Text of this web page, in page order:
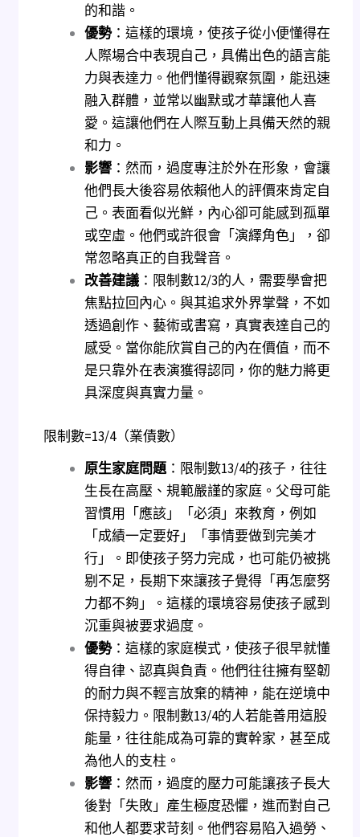
的和諧。
優勢：這樣的環境，使孩子從小便懂得在
人際場合中表現自己，具備出色的語言能
力與表達力。他們懂得觀察氛圍，能迅速
融入群體，並常以幽默或才華讓他人喜
愛。這讓他們在人際互動上具備天然的親
和力。
影響：然而，過度專注於外在形象，會讓
他們長大後容易依賴他人的評價來肯定自
己。表面看似光鮮，內心卻可能感到孤單
或空虛。他們或許很會「演繹角色」，卻
常忽略真正的自我聲音。
改善建議：限制數12/3的人，需要學會把
焦點拉回內心。與其追求外界掌聲，不如
透過創作、藝術或書寫，真實表達自己的
感受。當你能欣賞自己的內在價值，而不
是只靠外在表演獲得認同，你的魅力將更
具深度與真實力量。
限制數=13/4（業債數）
原生家庭問題：限制數13/4的孩子，往往
生長在高壓、規範嚴謹的家庭。父母可能
習慣用「應該」「必須」來教育，例如
「成績一定要好」「事情要做到完美才
行」。即使孩子努力完成，也可能仍被挑
剔不足，長期下來讓孩子覺得「再怎麼努
力都不夠」。這樣的環境容易使孩子感到
沉重與被要求過度。
優勢：這樣的家庭模式，使孩子很早就懂
得自律、認真與負責。他們往往擁有堅韌
的耐力與不輕言放棄的精神，能在逆境中
保持毅力。限制數13/4的人若能善用這股
能量，往往能成為可靠的實幹家，甚至成
為他人的支柱。
影響：然而，過度的壓力可能讓孩子長大
後對「失敗」產生極度恐懼，進而對自己
和他人都要求苛刻。他們容易陷入過勞、